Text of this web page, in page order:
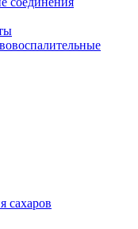
сахаров